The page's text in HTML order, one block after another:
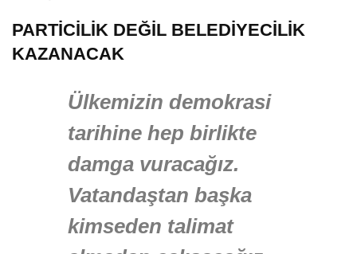
PARTİCİLİK DEĞİL BELEDİYECİLİK
KAZANACAK
Ülkemizin demokrasi
tarihine hep birlikte
damga vuracağız.
Vatandaştan başka
kimseden talimat